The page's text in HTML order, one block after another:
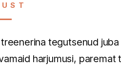
tegutsenud
harjumusi, paremat